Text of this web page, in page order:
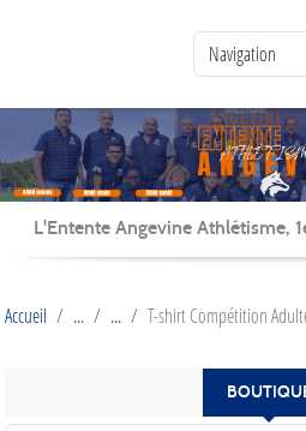
L'Entente Angevine Athlétisme,
Accueil T-shirt Compétition